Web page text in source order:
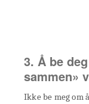
3. Å be
sammen»
Ikke be meg om